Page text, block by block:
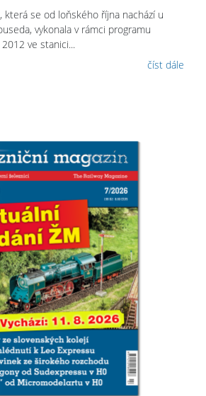
která se od loňského října nachází u
vykonala v rámci programu
ve stanici...
číst dále